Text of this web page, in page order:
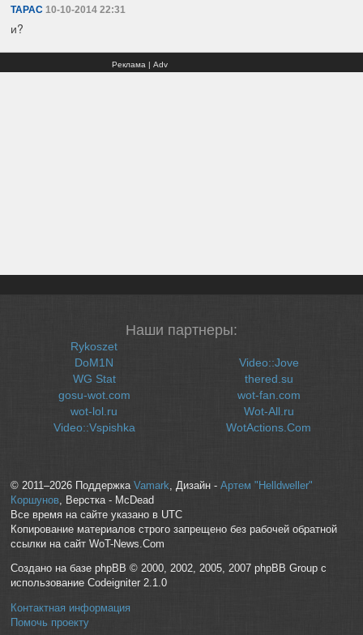
TAPAC 10-10-2014 22:31
и?
Реклама | Adv
Наши партнеры:
Rykoszet
DoM1N
WG Stat
gosu-wot.com
wot-lol.ru
Video::Vspishka
Video::Jove
thered.su
wot-fan.com
Wot-All.ru
WotActions.Com
© 2011–2026 Поддержка Vamark , Дизайн - Артем "Helldweller"
Коршунов, Верстка - McDead
Все время на сайте указано в UTC
Копирование материалов строго запрещено без рабочей обратной
ссылки на сайт WoT-News.Com
Создано на базе phpBB © 2000, 2002, 2005, 2007 phpBB Group с
использование Codeigniter 2.1.0
Контактная информация
Помочь проекту